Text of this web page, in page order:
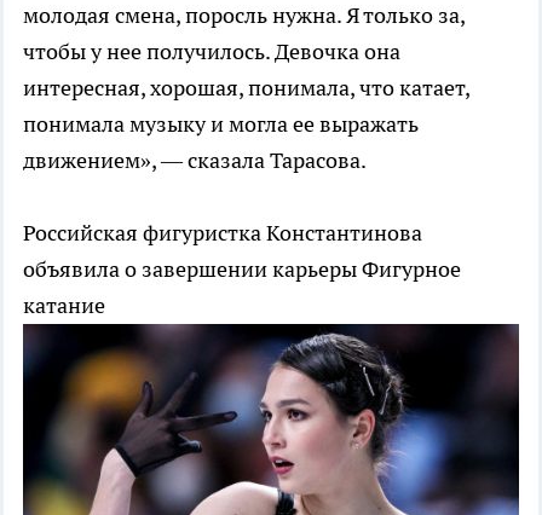
молодая смена, поросль нужна. Я только за,
чтобы у нее получилось. Девочка она
интересная, хорошая, понимала, что катает,
понимала музыку и могла ее выражать
движением», — сказала Тарасова.
Российская фигуристка Константинова
объявила о завершении карьерыФигурное
катание